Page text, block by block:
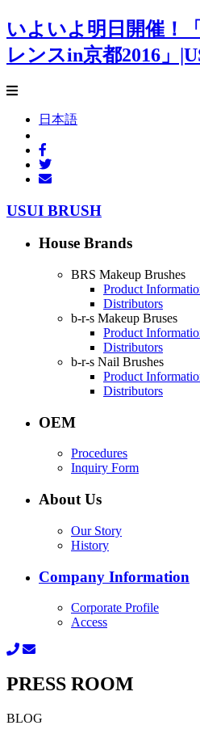
いよいよ明日開催！
レンスin京都2016」
日本語
USUI BRUSH
House Brands
BRS Makeup Brushes
Product
Distributors
b-r-s Makeup Bruses
Product
Distributors
b-r-s Nail Brushes
Product
Distributors
OEM
Procedures
Inquiry Form
About Us
Our Story
History
Company Information
Corporate Profile
Access
PRESS ROOM
BLOG